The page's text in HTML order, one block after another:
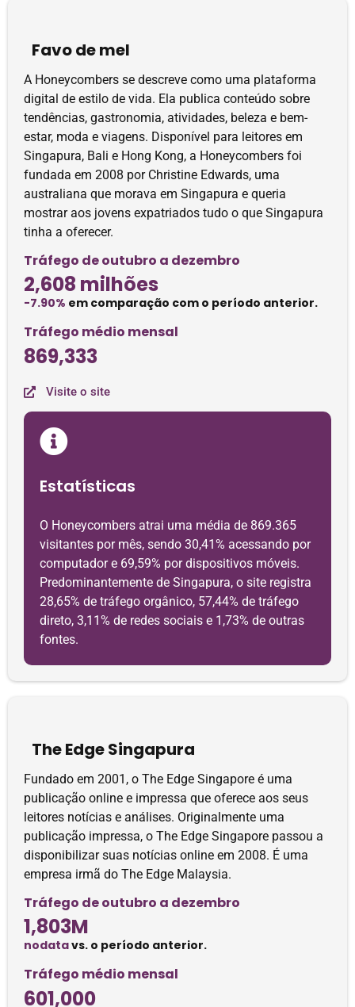
Favo de mel
A Honeycombers se descreve como uma plataforma
digital de estilo de vida. Ela publica conteúdo sobre
tendências, gastronomia, atividades, beleza e bem-
estar, moda e viagens. Disponível para leitores em
Singapura, Bali e Hong Kong, a Honeycombers foi
fundada em 2008 por Christine Edwards, uma
australiana que morava em Singapura e queria
mostrar aos jovens expatriados tudo o que Singapura
tinha a oferecer.
Tráfego de outubro a dezembro
2,608 milhões
-7.90% em comparação com o período anterior.
Tráfego médio mensal
869,333
Visite o site
Estatísticas
O Honeycombers atrai uma média de 869.365
visitantes por mês, sendo 30,41% acessando por
computador e 69,59% por dispositivos móveis.
Predominantemente de Singapura, o site registra
28,65% de tráfego orgânico, 57,44% de tráfego
direto, 3,11% de redes sociais e 1,73% de outras
fontes.
The Edge Singapura
Fundado em 2001, o The Edge Singapore é uma
publicação online e impressa que oferece aos seus
leitores notícias e análises. Originalmente uma
publicação impressa, o The Edge Singapore passou a
disponibilizar suas notícias online em 2008. É uma
empresa irmã do The Edge Malaysia.
Tráfego de outubro a dezembro
1,803M
nodatavs. o período anterior.
Tráfego médio mensal
601,000